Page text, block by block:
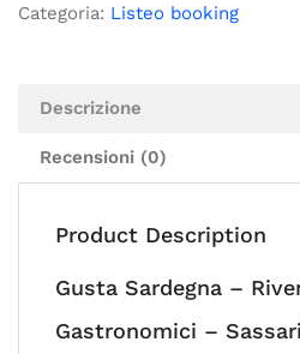
Categoria: Listeo booking
Descrizione
Recensioni (0)
Product Description
Gusta Sardegna –
Gastronomici –